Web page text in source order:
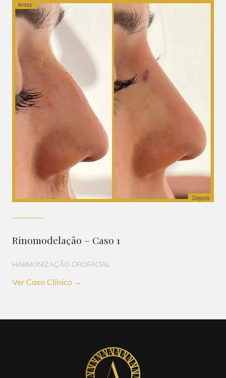
Rinomodelação – Caso 1
HARMONIZAÇÃO OROFACIAL
Ver Caso Clínico →